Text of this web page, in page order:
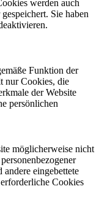
werden auch
Sie haben
Funktion der
nur Cookies, die
der Website
persönlichen
möglicherweise nicht
eingebettete
Cookies